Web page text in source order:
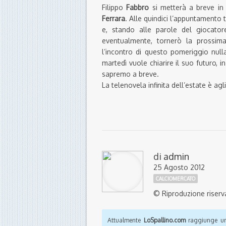
Filippo Fabbro si metterà a breve in
Ferrara. Alle quindici l’appuntamento
e, stando alle parole del
eventualmente, tornerò la
l’incontro di questo pomeriggio
martedì vuole chiarire il suo futuro,
sapremo a breve.
La telenovela infinita dell’estate è
di admin
25 Agosto 2012
CALCIOMERCATO
© Riproduzione
Attualmente LoSpallino.comraggiunge